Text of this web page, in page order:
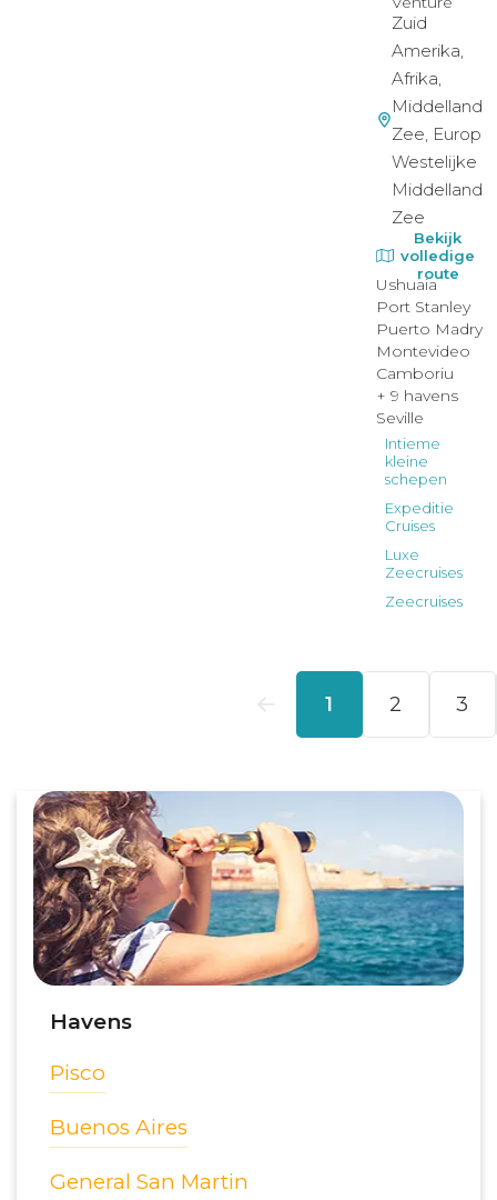
Havens
Pisco
Buenos Aires
General San Martin